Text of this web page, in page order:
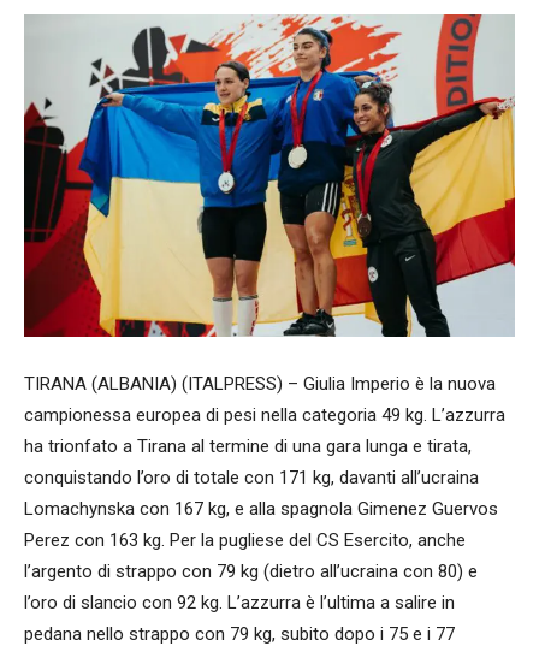
TIRANA (ALBANIA) (ITALPRESS) – Giulia Imperio è la nuova
campionessa europea di pesi nella categoria 49 kg. L’azzurra
ha trionfato a Tirana al termine di una gara lunga e tirata,
conquistando l’oro di totale con 171 kg, davanti all’ucraina
Lomachynska con 167 kg, e alla spagnola Gimenez Guervos
Perez con 163 kg. Per la pugliese del CS Esercito, anche
l’argento di strappo con 79 kg (dietro all’ucraina con 80) e
l’oro di slancio con 92 kg. L’azzurra è l’ultima a salire in
pedana nello strappo con 79 kg, subito dopo i 75 e i 77